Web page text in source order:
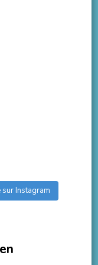
sur Instagram